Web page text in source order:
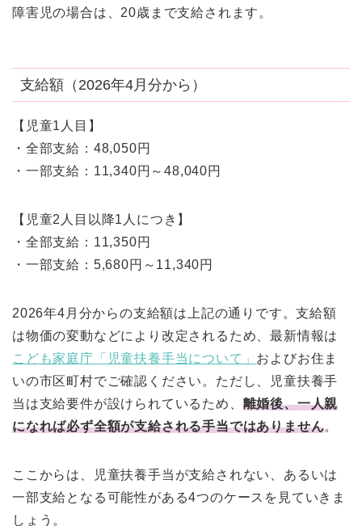
障害児の場合は、20歳まで支給されます。
支給額（2026年4月分から）
【児童1人目】
・全部支給：48,050円
・一部支給：11,340円～48,040円
【児童2人目以降1人につき】
・全部支給：11,350円
・一部支給：5,680円～11,340円
2026年4月分からの支給額は上記の通りです。支給額
は物価の変動などにより改定されるため、最新情報は
こども家庭庁「児童扶養手当について」 およびお住ま
いの市区町村でご確認ください。ただし、児童扶養手
当は支給要件が設けられているため、 離婚後、一人親
になれば必ず全額が支給される手当ではありません。
ここからは、児童扶養手当が支給されない、あるいは
一部支給となる可能性がある4つのケースを見ていきま
しょう。